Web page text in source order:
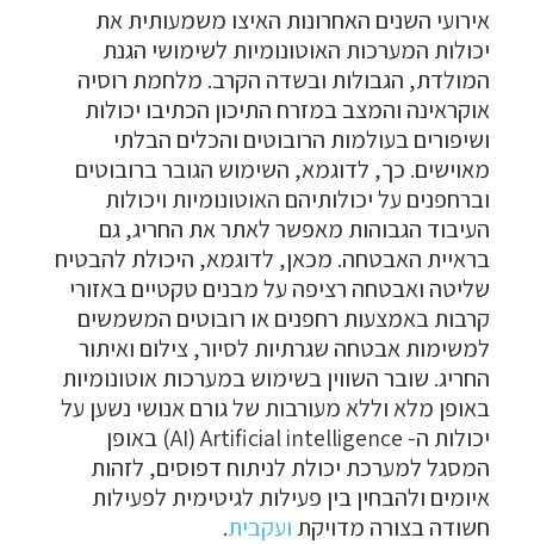
אירועי השנים האחרונות האיצו משמעותית את
יכולות המערכות האוטונומיות לשימושי הגנת
המולדת, הגבולות ובשדה הקרב. מלחמת רוסיה
אוקראינה והמצב במזרח התיכון הכתיבו יכולות
ושיפורים בעולמות הרובוטים והכלים הבלתי
מאוישים. כך, לדוגמא, השימוש הגובר ברובוטים
וברחפנים על יכולותיהם האוטונומיות ויכולות
העיבוד הגבוהות מאפשר לאתר את החריג, גם
בראיית האבטחה. מכאן, לדוגמא, היכולת להבטיח
שליטה ואבטחה רציפה על מבנים טקטיים באזורי
קרבות באמצעות רחפנים או רובוטים המשמשים
למשימות אבטחה שגרתיות לסיור, צילום ואיתור
החריג. שובר השווין בשימוש במערכות אוטונומיות
באופן מלא וללא מעורבות של גורם אנושי נשען על
יכולות ה- AI) Artificial intelligence) באופן
המסגל למערכת יכולת לניתוח דפוסים, לזהות
איומים ולהבחין בין פעילות לגיטימית לפעילות
חשודה בצורה מדויקת ועקבית.